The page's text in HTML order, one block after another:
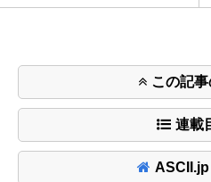
この記
連載